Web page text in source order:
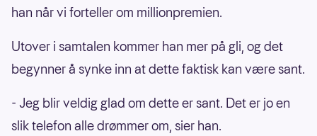
han når vi forteller om millionpremien.
Utover i samtalen kommer han mer på gli, og det
begynner å synke inn at dette faktisk kan være sant.
- Jeg blir veldig glad om dette er sant. Det er jo en
slik telefon alle drømmer om, sier han.